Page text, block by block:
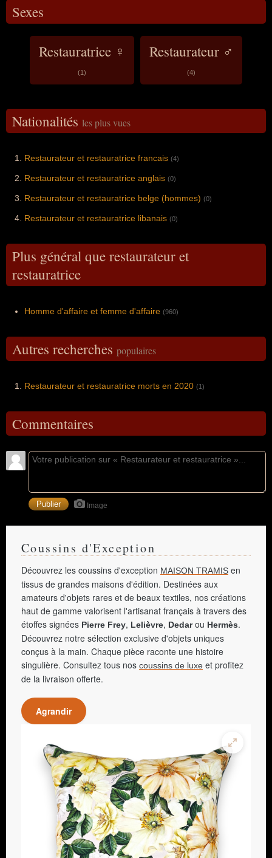
Sexes
Restauratrice ♀
(1)
Restaurateur ♂
(4)
Nationalités les plus vues
Restaurateur et restauratrice francais (4)
Restaurateur et restauratrice anglais (0)
Restaurateur et restauratrice belge (hommes) (0)
Restaurateur et restauratrice libanais (0)
Plus général que restaurateur et
restauratrice
Homme d'affaire et femme d'affaire (960)
Autres recherches populaires
Restaurateur et restauratrice morts en 2020 (1)
Commentaires
Image
Coussins d'Exception
Découvrez les coussins d'exception MAISON TRAMIS en
tissus de grandes maisons d'édition. Destinées aux
amateurs d'objets rares et de beaux textiles, nos créations
haut de gamme valorisent l'artisanat français à travers des
étoffes signées Pierre Frey, Lelièvre, Dedarou Hermès.
Découvrez notre sélection exclusive d'objets uniques
conçus à la main. Chaque pièce raconte une histoire
singulière. Consultez tous nos coussins de luxe et profitez
de la livraison offerte.
Agrandir